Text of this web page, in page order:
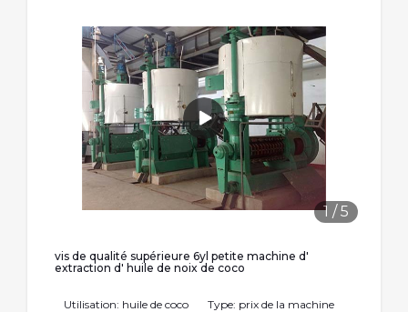
1 /5
vis de qualité supérieure 6yl petite machine d'
extraction d' huile de noix de coco
Utilisation: huile de coco
Type: prix de la machine